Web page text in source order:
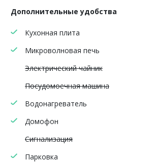
Дополнительные удобства
Кухонная плита
Микроволновая печь
Электрический чайник
Посудомоечная машина
Водонагреватель
Домофон
Сигнализация
Парковка